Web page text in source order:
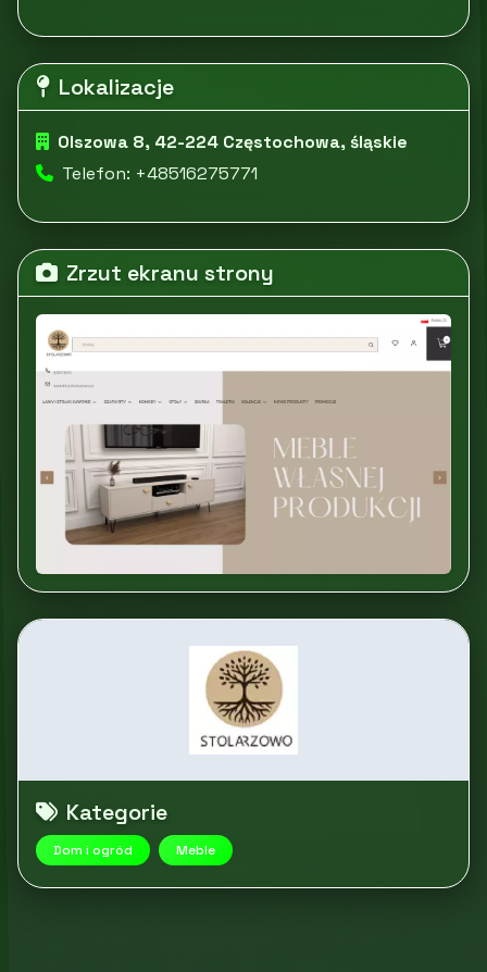
Lokalizacje
Olszowa 8, 42-224 Częstochowa, śląskie
Telefon: +48516275771
Zrzut ekranu strony
Kategorie
Dom i ogród Meble